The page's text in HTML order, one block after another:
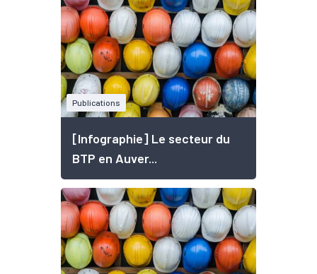
Publications
[Infographie] Le secteur du
BTP en Auver...